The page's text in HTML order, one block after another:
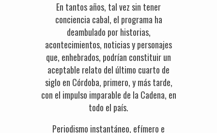
En tantos años, tal vez sin tener
conciencia cabal, el programa ha
deambulado por historias,
acontecimientos, noticias y personajes
que, enhebrados, podrían constituir un
aceptable relato del último cuarto de
siglo en Córdoba, primero, y más tarde,
con el impulso imparable de la Cadena, en
todo el país.
Periodismo instantáneo, efímero e